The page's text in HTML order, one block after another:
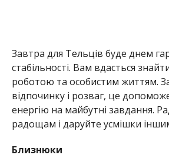
Завтра для Тельців буде днем
стабільності. Вам вдасться
роботою та особистим життям.
відпочинку і розваг, це
енергію на майбутні завдання.
радощам і даруйте усмішки
Близнюки